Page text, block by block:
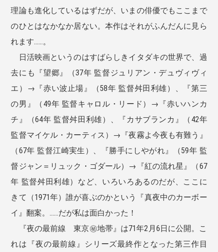
理論も進化しているはずだが、いまの俳優でもここまで
のひとはなかなか居ない。本作はそれがふんだんに見ら
れます......。
日活映画というのはすばらしきイタダキの世界で、過
去にも『望郷』（37年 監督ジュリアン・デュヴィヴィ
エ）→『赤い波止場』（58年 監督舛田利雄）、『第三
の男』（49年 監督キャロル・リード）→『赤いハンカ
チ』（64年 監督舛田利雄）、『カサブランカ』（42年
監督マイケル・カーティス）→『夜霧よ今夜も有難う』
（67年 監督江崎実生）、『勝手にしやがれ』（59年 監
督ジャン＝リュック・ゴダール）→『紅の流れ星』（67
年 監督舛田利雄）など、いろいろあるのだが、ここに
きて（1971年）誰が喜ぶのかという『真夜中のカーボー
イ』翻案。......だが私は面白かった！
『夜の最前線 東京㊙︎地帯』は71年2月6日に公開。こ
れは『夜の最前線』シリーズ最終作となった第三作目